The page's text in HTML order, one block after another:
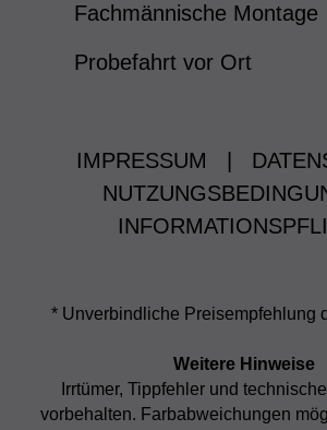
Fachmännische Montage
Probefahrt vor Ort
IMPRESSUM
* Unverbindliche Preisempfehlung
Weitere Hinweise
Irrtümer, Tippfehler und
vorbehalten. Farbabweichungen